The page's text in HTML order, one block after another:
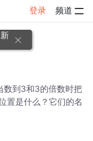
登录 频道
数到3和3的倍数时把
置是什么？它们的名